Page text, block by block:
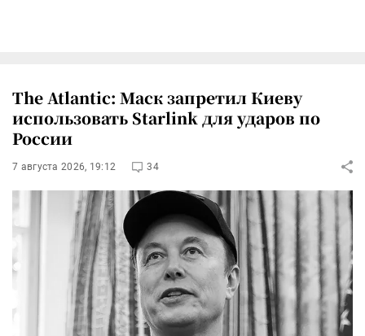
The Atlantic: Маск запретил Киеву
использовать Starlink для ударов по
России
7 августа 2026, 19:12 34